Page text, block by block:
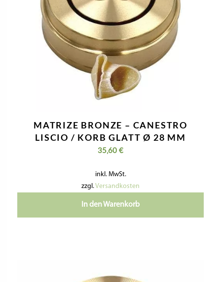
MATRIZE BRONZE – CANESTRO
LISCIO / KORB GLATT Ø 28 MM
35,60 €
inkl. MwSt.
zzgl.Versandkosten
In den Warenkorb